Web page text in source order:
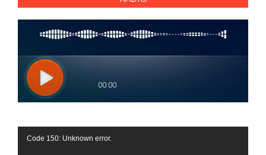
Reproductor
Code 150: Unknown error.